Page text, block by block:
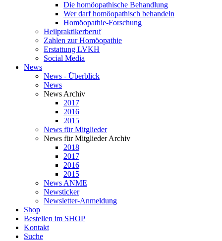
Die homöopathische Behandlung
Wer darf homöopathisch behandeln
Homöopathie-Forschung
Heilpraktikerberuf
Zahlen zur Homöopathie
Erstattung LVKH
Social Media
News
News - Überblick
News
News Archiv
2017
2016
2015
News für Mitglieder
News für Mitglieder Archiv
2018
2017
2016
2015
News ANME
Newsticker
Newsletter-Anmeldung
Shop
Bestellen im SHOP
Kontakt
Suche